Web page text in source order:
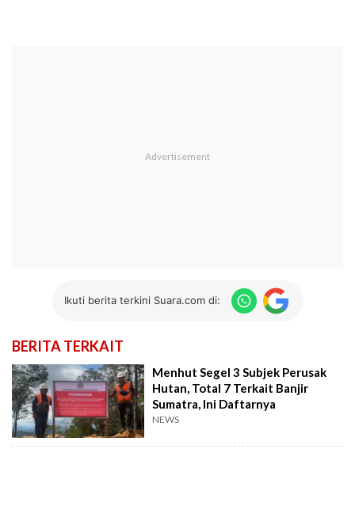
Ikuti berita terkini Suara.com di:
BERITA TERKAIT
Menhut Segel 3 Subjek Perusak
Hutan, Total 7 Terkait Banjir
Sumatra, Ini Daftarnya
NEWS